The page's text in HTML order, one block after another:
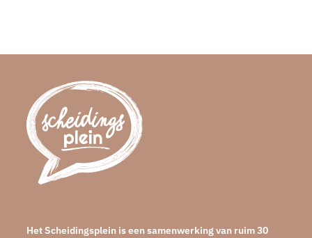
Het Scheidingsplein is een samenwerking van ruim 30